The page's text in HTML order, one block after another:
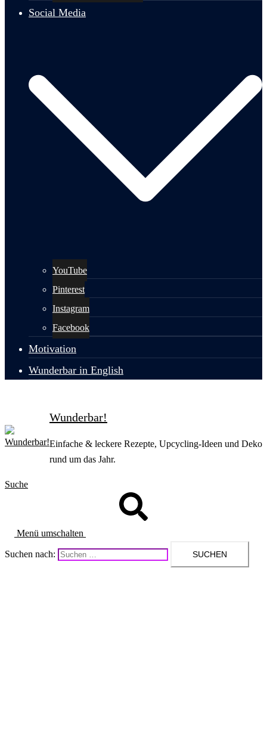
Social Media
YouTube
Pinterest
Instagram
Facebook
Motivation
Wunderbar in English
Wunderbar!
Einfache & leckere Rezepte, Upcycling-Ideen und Deko
rund um das Jahr.
Suche
Menü umschalten
Suchen nach: